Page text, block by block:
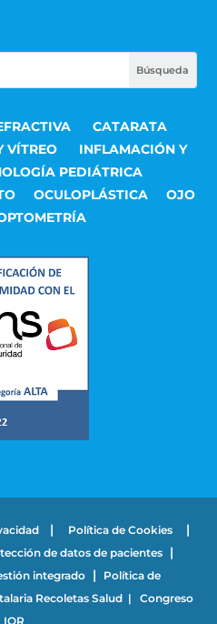
CATARATA
VÍTREO
INFLAMACIÓN Y
PEDIÁTRICA
OCULOPLÁSTICA
OJO
| Política de Cookies |
de datos de pacientes |
integrado|
Política de
Recoletas Salud| Congreso
IOR